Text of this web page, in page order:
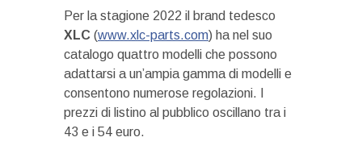
Per la stagione 2022 il brand tedesco
XLC (www.xlc-parts.com) ha nel suo
catalogo quattro modelli che possono
adattarsi a un’ampia gamma di modelli e
consentono numerose regolazioni. I
prezzi di listino al pubblico oscillano tra i
43 e i 54 euro.